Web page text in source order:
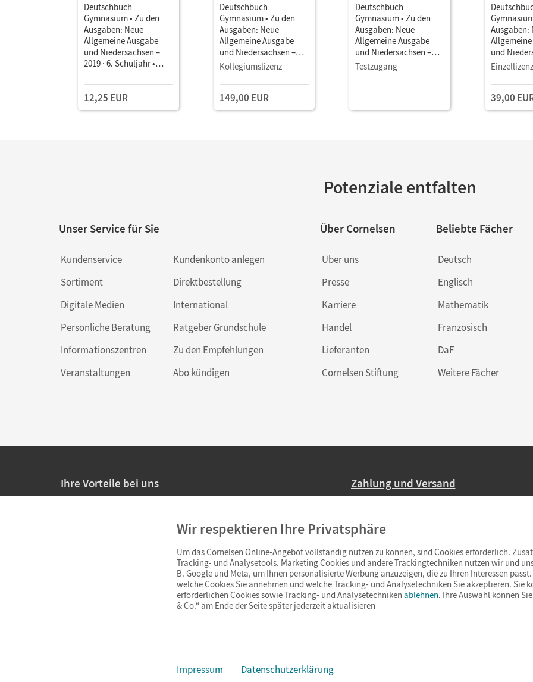
Deutschbuch
Gymnasium • Zu den
Ausgaben: Neue
Allgemeine Ausgabe
und Niedersachsen –
2019 · 6. Schuljahr •
Lösungen und
Erklärfilmen
12,25 EUR
Deutschbuch
Gymnasium • Zu den
Ausgaben: Neue
Allgemeine Ausgabe
und Niedersachsen –
2019 · 6. Schuljahr •
Unterrichtsmanager E-
Book mit
Lehrkräftematerialien
und Planungstools
Kollegiumslizenz
149,00 EUR
Deutschbuch
Gymnasium • Zu den
Ausgaben: Neue
Allgemeine Ausgabe
und Niedersachsen –
2019 · 6. Schuljahr •
Unterrichtsmanager E-
und Planungstools
Testzugang
Ausgaben:
und
2019 · 6.
Book mit
und
Einzellizenz
39,00
Potenziale entfalten
Unser Service für Sie
Kundenservice
Sortiment
Digitale Medien
Persönliche Beratung
Informationszentren
Veranstaltungen
Kundenkonto anlegen
Direktbestellung
International
Ratgeber Grundschule
Zu den Empfehlungen
Abo kündigen
Über Cornelsen
Über uns
Presse
Karriere
Handel
Lieferanten
Cornelsen Stiftung
Beliebte Fächer
Deutsch
Englisch
Mathematik
Französisch
DaF
Weitere Fächer
Ihre Vorteile bei uns
Persönliche Angebote für Lehrkräfte
Sicheres Einkaufen mit SSL-Verschlüsselung
Widerrufsfristvon 4 Wochen
Schnelle und einfache Retourenabwicklung
Zahlung und Versand
Ab 59,– EUR Bestellwert liefern wir
(Lieferung in 3–6 Tagen).
Barrierefreiheit Cookies & Co.
Wir respektieren Ihre Privatsphäre
Um das Cornelsen Online-Angebot vollständig nutzen zu können, sind Cookies erforderlich.
Tracking- und Analysetools. Marketing Cookies und andere Trackingtechniken nutzen wir und
B. Google und Meta, um Ihnen personalisierte Werbung anzuzeigen, die zu Ihren Interessen
welche Cookies Sie annehmen und welche Tracking- und Analysetechniken Sie akzeptieren. Sie
erforderlichen Cookies sowie Tracking- und Analysetechniken ablehnen. Ihre Auswahl können
& Co.“ am Ende der Seite später jederzeit aktualisieren
Impressum Datenschutzerklärung